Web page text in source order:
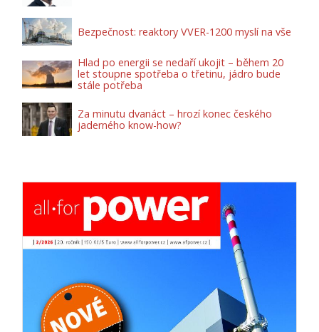
Bezpečnost: reaktory VVER-1200 myslí na vše
Hlad po energii se nedaří ukojit – během 20
let stoupne spotřeba o třetinu, jádro bude
stále potřeba
Za minutu dvanáct – hrozí konec českého
jaderného know-how?